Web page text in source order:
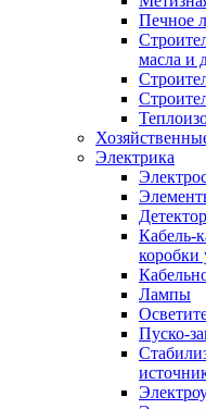
Печное
масла и
Электрика
Кабель-
коробки
Лампы
Пуско-